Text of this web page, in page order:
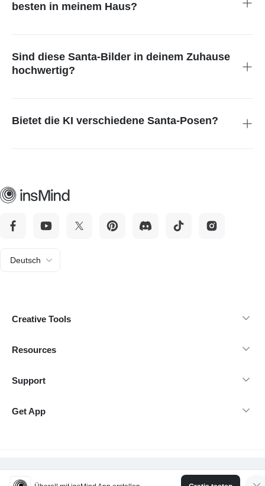
besten in meinem Haus?
ein. Das erzeugt den Eindruck einer Überwachungskamera
oder eines schnellen Schnappschusses.
Sind diese Santa-Bilder in deinem Zuhause
hochwertig?
dein Familienalbum aufnehmen oder für gedruckte
Bietet die KI verschiedene Santa-Posen?
Deutsch
Creative Tools
Resources
Support
Get App
@Copyright 2026 insMind - Tutti i diritti riservati.